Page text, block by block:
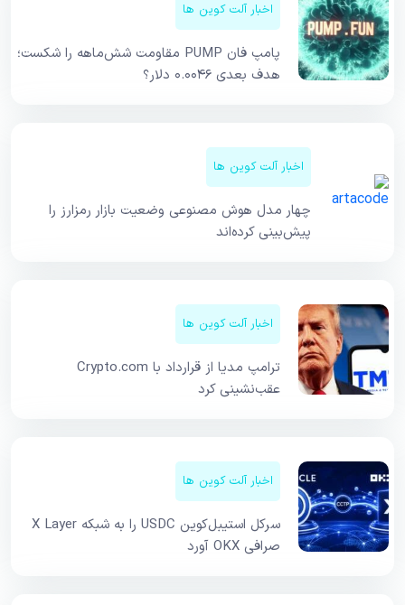
اخبار آلت کوین ها
پامپ فان PUMP مقاومت شش‌ماهه را شکست؛
هدف بعدی ۰.۰۰۴۶ دلار؟
اخبار آلت کوین ها
چهار مدل هوش مصنوعی وضعیت بازار رمزارز را
پیش‌بینی کرده‌اند
اخبار آلت کوین ها
ترامپ مدیا از قرارداد با Crypto.com
عقب‌نشینی کرد
اخبار آلت کوین ها
سرکل استیبل‌کوین USDC را به شبکه X Layer
صرافی OKX آورد